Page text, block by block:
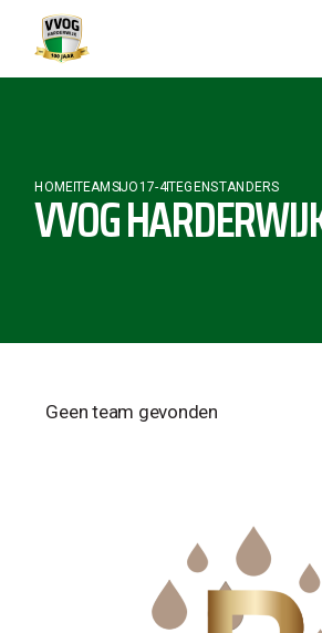
HOMETEAMSJO17-4TEGENSTANDERS
VVOG
Geen team gevonden